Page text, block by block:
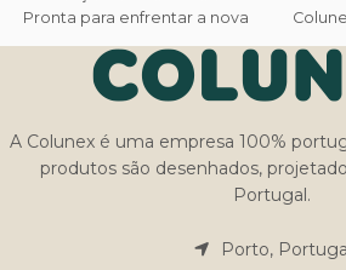
Pronta para enfrentar a nova
estilo, esta peça passou por
um longo processo de design
famoso barbeiro do século
XVIII, Fígaro, mas adequado
ao século XXI, esta cabeceira
confortáveis, sustentadas por
A Colunex é uma empresa 100%
produtos são desenhados,
Portugal.
Porto,